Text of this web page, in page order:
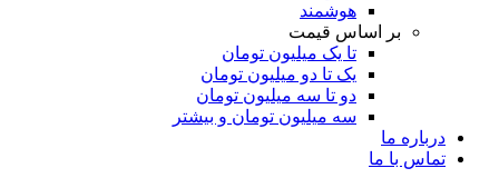
هوشمند
بر اساس قیمت
تا یک میلیون تومان
یک تا دو میلیون تومان
دو تا سه میلیون تومان
سه میلیون تومان و بیشتر
درباره ما
تماس با ما